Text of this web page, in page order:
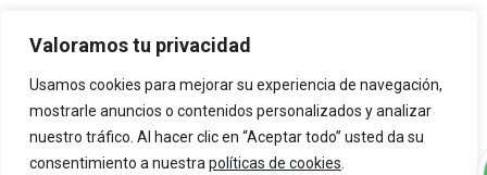
Valoramos tu privacidad
Usamos cookies para mejorar su experiencia de navegación,
mostrarle anuncios o contenidos personalizados y analizar
nuestro tráfico. Al hacer clic en “Aceptar todo” usted da su
consentimiento a nuestra políticas de cookies